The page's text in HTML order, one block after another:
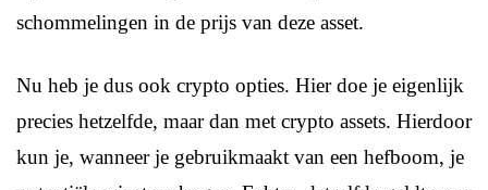
schommelingen in de prijs van deze asset.
Nu heb je dus ook crypto opties. Hier doe je eigenlijk
precies hetzelfde, maar dan met crypto assets. Hierdoor
kun je, wanneer je gebruikmaakt van een hefboom, je